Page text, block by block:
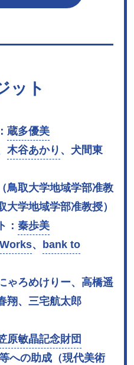
ット
蔵多優美
木谷あかり 、犬間東
鳥取大学地域学部准教
大学地域学部准教授）
： 秦歩美
、
bank to
ゃろめけりー、高橋遥
翔、三宅航太郎
原敏晶記念財団
への助成（現代美術